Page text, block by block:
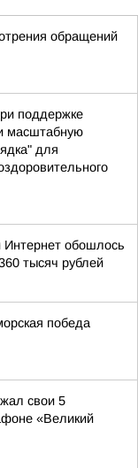
обращений
поддержке
масштабную
для
Интернет обошлось
тысяч рублей
победа
свои 5
«Великий